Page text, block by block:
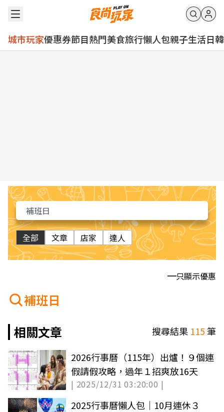
城市玩家優惠券節目熱門美食旅行懶人包親子生活日韓
全部 文章 店家 達人
只顯示優惠
補班日
相關文章
搜尋結果 115筆
2026行事曆（115年）出爐！９個連
假請假攻略，過年１招爽放16天
| 2025/12/31 03:20:00 |
2025行事曆懶人包｜10月連休３